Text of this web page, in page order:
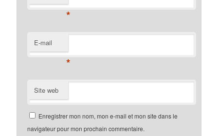
*
E-mail
*
Site web
Enregistrer mon nom, mon e-mail et mon site dans le
navigateur pour mon prochain commentaire.